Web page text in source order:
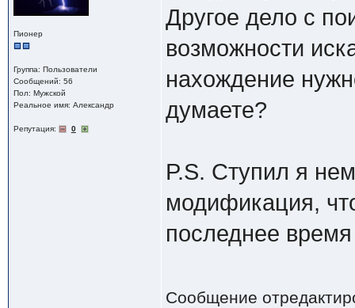
Пионер
Группа: Пользователи
Сообщений: 56
Пол: Мужской
Реальное имя: Александр
Репутация: 0
Другое дело с
возможности
нахождение
думаете?
P.S. Ступил я
модификация,
последнее
Сообщение